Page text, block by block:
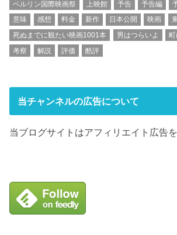
ベルリン国際映画祭
上映館 予告 予告編
意味
感想 料金 新作 日本公開 映画
死ぬまでに観たい映画1001本
男はつらいよ
考察
解説 評価 酷評
当チャンネルの広告について
当ブログサイトはアフィリエイト広告